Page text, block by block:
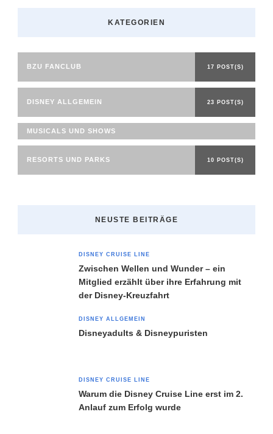
KATEGORIEN
BZU FANCLUB 17 POST(S)
DISNEY ALLGEMEIN 23 POST(S)
MUSICALS UND SHOWS
RESORTS UND PARKS 10 POST(S)
NEUSTE BEITRÄGE
DISNEY CRUISE LINE
Zwischen Wellen und Wunder – ein
Mitglied erzählt über ihre Erfahrung mit
der Disney-Kreuzfahrt
DISNEY ALLGEMEIN
Disneyadults & Disneypuristen
DISNEY CRUISE LINE
Warum die Disney Cruise Line erst im 2.
Anlauf zum Erfolg wurde